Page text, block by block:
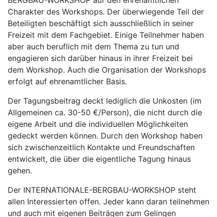
Charakter des Workshops. Der überwiegende Teil der
Beteiligten beschäftigt sich ausschließlich in seiner
Freizeit mit dem Fachgebiet. Einige Teilnehmer haben
aber auch beruflich mit dem Thema zu tun und
engagieren sich darüber hinaus in ihrer Freizeit bei
dem Workshop. Auch die Organisation der Workshops
erfolgt auf ehrenamtlicher Basis.
Der Tagungsbeitrag deckt lediglich die Unkosten (im
Allgemeinen ca. 30-50 €/Person), die nicht durch die
eigene Arbeit und die individuellen Möglichkeiten
gedeckt werden können. Durch den Workshop haben
sich zwischenzeitlich Kontakte und Freundschaften
entwickelt, die über die eigentliche Tagung hinaus
gehen.
Der INTERNATIONALE-BERGBAU-WORKSHOP steht
allen Interessierten offen. Jeder kann daran teilnehmen
und auch mit eigenen Beiträgen zum Gelingen